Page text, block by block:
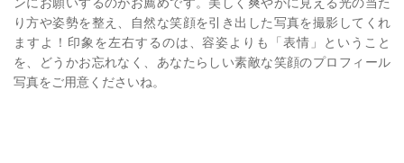
り方や姿勢を整え、自然な笑顔を引き出した写真を撮影してくれ
ますよ！印象を左右するのは、容姿よりも「表情」ということ
を、どうかお忘れなく、あなたらしい素敵な笑顔のプロフィール
写真をご用意くださいね。